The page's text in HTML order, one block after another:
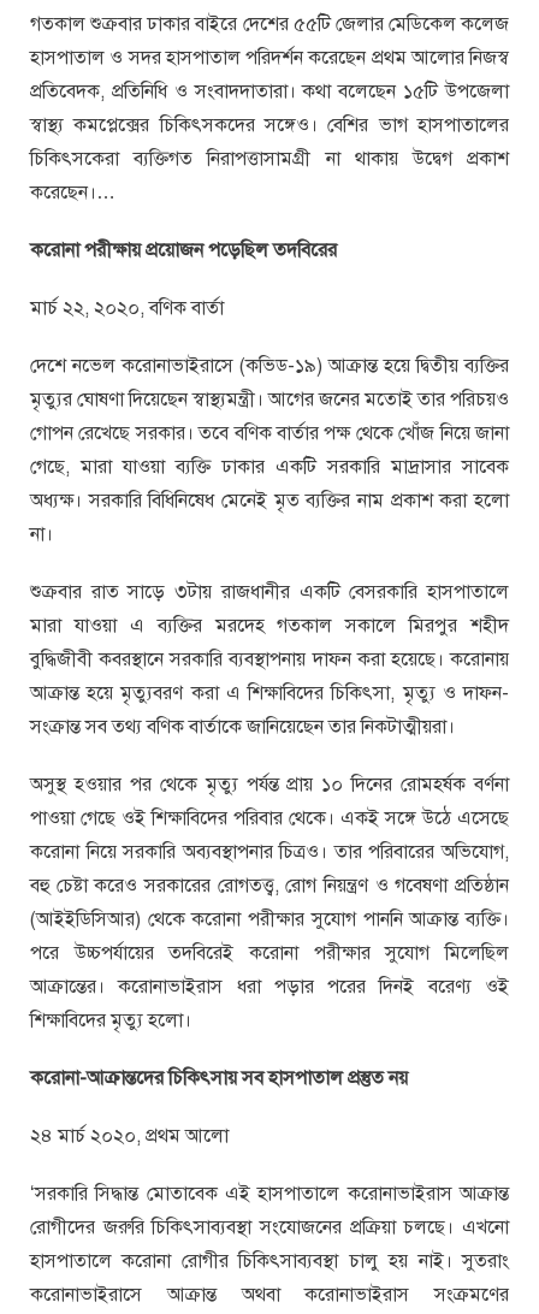
গতকাল শুক্রবার ঢাকার বাইরে দেশের ৫৫টি জেলার মেডিকেল কলেজ
হাসপাতাল ও সদর হাসপাতাল পরিদর্শন করেছেন প্রথম আলোর নিজস্ব
প্রতিবেদক, প্রতিনিধি ও সংবাদদাতারা। কথা বলেছেন ১৫টি উপজেলা
স্বাস্থ্য কমপ্লেক্সের চিকিৎসকদের সঙ্গেও। বেশির ভাগ হাসপাতালের
চিকিৎসকেরা ব্যক্তিগত নিরাপত্তাসামগ্রী না থাকায় উদ্বেগ প্রকাশ
করেছেন।…
করোনা পরীক্ষায় প্রয়োজন পড়েছিল তদবিরের
মার্চ ২২, ২০২০, বণিক বার্তা
দেশে নভেল করোনাভাইরাসে (কভিড-১৯) আক্রান্ত হয়ে দ্বিতীয় ব্যক্তির
মৃত্যুর ঘোষণা দিয়েছেন স্বাস্থ্যমন্ত্রী। আগের জনের মতোই তার পরিচয়ও
গোপন রেখেছে সরকার। তবে বণিক বার্তার পক্ষ থেকে খোঁজ নিয়ে জানা
গেছে, মারা যাওয়া ব্যক্তি ঢাকার একটি সরকারি মাদ্রাসার সাবেক
অধ্যক্ষ। সরকারি বিধিনিষেধ মেনেই মৃত ব্যক্তির নাম প্রকাশ করা হলো
না।
শুক্রবার রাত সাড়ে ৩টায় রাজধানীর একটি বেসরকারি হাসপাতালে
মারা যাওয়া এ ব্যক্তির মরদেহ গতকাল সকালে মিরপুর শহীদ
বুদ্ধিজীবী কবরস্থানে সরকারি ব্যবস্থাপনায় দাফন করা হয়েছে। করোনায়
আক্রান্ত হয়ে মৃত্যুবরণ করা এ শিক্ষাবিদের চিকিৎসা, মৃত্যু ও দাফন-
সংক্রান্ত সব তথ্য বণিক বার্তাকে জানিয়েছেন তার নিকটাত্মীয়রা।
অসুস্থ হওয়ার পর থেকে মৃত্যু পর্যন্ত প্রায় ১০ দিনের রোমহর্ষক বর্ণনা
পাওয়া গেছে ওই শিক্ষাবিদের পরিবার থেকে। একই সঙ্গে উঠে এসেছে
করোনা নিয়ে সরকারি অব্যবস্থাপনার চিত্রও। তার পরিবারের অভিযোগ,
বহু চেষ্টা করেও সরকারের রোগতত্ত্ব, রোগ নিয়ন্ত্রণ ও গবেষণা প্রতিষ্ঠান
(আইইডিসিআর) থেকে করোনা পরীক্ষার সুযোগ পাননি আক্রান্ত ব্যক্তি।
পরে উচ্চপর্যায়ের তদবিরেই করোনা পরীক্ষার সুযোগ মিলেছিল
আক্রান্তের। করোনাভাইরাস ধরা পড়ার পরের দিনই বরেণ্য ওই
শিক্ষাবিদের মৃত্যু হলো।
করোনা-আক্রান্তদের চিকিৎসায় সব হাসপাতাল প্রস্তুত নয়
২৪ মার্চ ২০২০, প্রথম আলো
‘সরকারি সিদ্ধান্ত মোতাবেক এই হাসপাতালে করোনাভাইরাস আক্রান্ত
রোগীদের জরুরি চিকিৎসাব্যবস্থা সংযোজনের প্রক্রিয়া চলছে। এখনো
হাসপাতালে করোনা রোগীর চিকিৎসাব্যবস্থা চালু হয় নাই। সুতরাং
করোনাভাইরাসে আক্রান্ত অথবা করোনাভাইরাস সংক্রমণের